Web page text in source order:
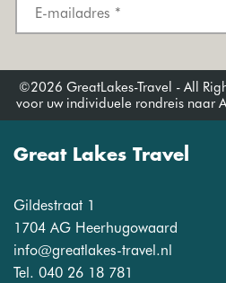
©2026 GreatLakes-Travel - All
voor uw individuele rondreis naar
Great Lakes Travel
Gildestraat 1
1704 AG Heerhugowaard
info@greatlakes-travel.nl
Tel. 040 26 18 781